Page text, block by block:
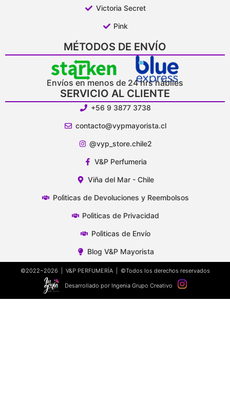
Victoria Secret
Pink
MÉTODOS DE ENVÍO
Envíos en menos de 24 hrs hábiles
SERVICIO AL CLIENTE
+56 9 3877 3738
contacto@vypmayorista.cl
@vyp_store.chile2
V&P Perfumeria
Viña del Mar - Chile
Polìticas de Devoluciones y Reembolsos
Polìticas de Privacidad
Polìticas de Envío
Blog V&P Mayorista
©2022~2026 | V&P PERFUMERÍA | ©Todos los derechos reservados
Desarrollado por Ingenia Grupo Creativo